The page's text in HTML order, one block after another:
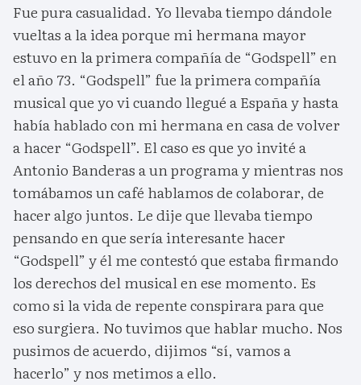
Fue pura casualidad. Yo llevaba tiempo dándole
vueltas a la idea porque mi hermana mayor
estuvo en la primera compañía de “Godspell” en
el año 73. “Godspell” fue la primera compañía
musical que yo vi cuando llegué a España y hasta
había hablado con mi hermana en casa de volver
a hacer “Godspell”. El caso es que yo invité a
Antonio Banderas a un programa y mientras nos
tomábamos un café hablamos de colaborar, de
hacer algo juntos. Le dije que llevaba tiempo
pensando en que sería interesante hacer
“Godspell” y él me contestó que estaba firmando
los derechos del musical en ese momento. Es
como si la vida de repente conspirara para que
eso surgiera. No tuvimos que hablar mucho. Nos
pusimos de acuerdo, dijimos “sí, vamos a
hacerlo” y nos metimos a ello.